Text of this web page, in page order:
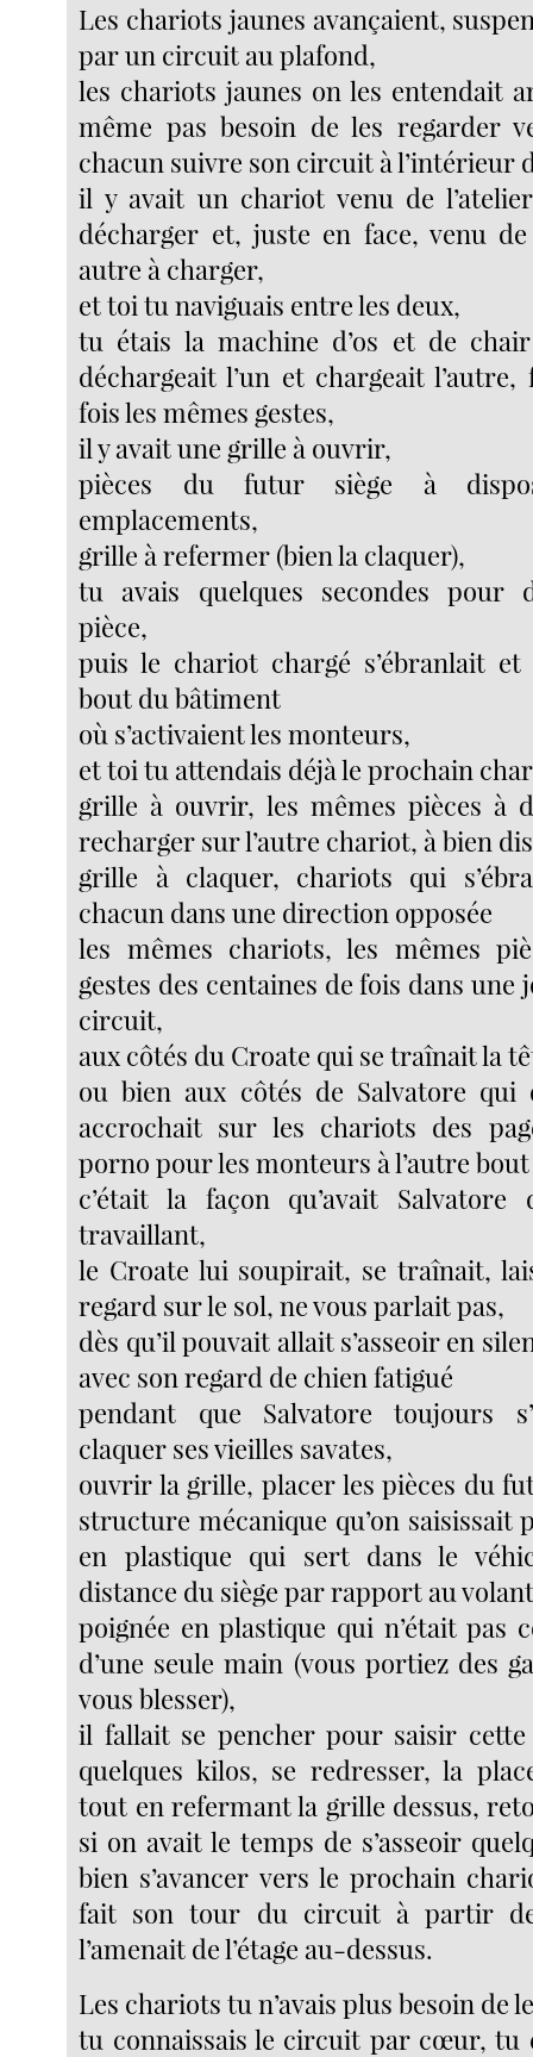
Les chariots jaunes avançaient,
par un circuit au plafond,
les chariots jaunes on les entendait
même pas besoin de les regarder
chacun suivre son circuit à l’intérieur
il y avait un chariot venu de
décharger et, juste en face, venu
autre à charger,
et toi tu naviguais entre les deux,
tu étais la machine d’os et de
déchargeait l’un et chargeait l’autre,
fois les mêmes gestes,
il y avait une grille à ouvrir,
pièces du futur siège à
emplacements,
grille à refermer (bien la claquer),
tu avais quelques secondes pour
pièce,
puis le chariot chargé s’ébranlait
bout du bâtiment
où s’activaient les monteurs,
et toi tu attendais déjà le prochain
grille à ouvrir, les mêmes pièces à
recharger sur l’autre chariot, à bien
grille à claquer, chariots qui
chacun dans une direction opposée
les mêmes chariots, les mêmes
gestes des centaines de fois dans une
circuit,
aux côtés du Croate qui se traînait la
ou bien aux côtés de Salvatore qui
accrochait sur les chariots des
porno pour les monteurs à l’autre
c’était la façon qu’avait Salvatore
travaillant,
le Croate lui soupirait, se traînait,
regard sur le sol, ne vous parlait pas,
dès qu’il pouvait allait s’asseoir en
avec son regard de chien fatigué
pendant que Salvatore toujours
claquer ses vieilles savates,
ouvrir la grille, placer les pièces du
structure mécanique qu’on saisissait
en plastique qui sert dans le
distance du siège par rapport au
poignée en plastique qui n’était pas
d’une seule main (vous portiez des
vous blesser),
il fallait se pencher pour saisir
quelques kilos, se redresser, la
tout en refermant la grille dessus,
si on avait le temps de s’asseoir
bien s’avancer vers le prochain
fait son tour du circuit à partir de
l’amenait de l’étage au-dessus.
Les chariots tu n’avais plus besoin de
tu connaissais le circuit par cœur, tu